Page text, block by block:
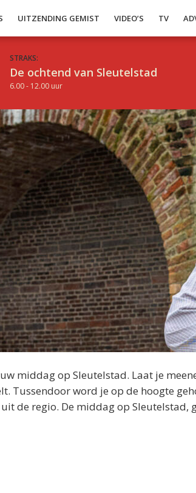
UITZENDING GEMIST VIDEO’S TV
STRAKS:
De ochtend van Sleutelstad
6.00 - 12.00 uur
middag op Sleutelstad. Laat je
Tussendoor word je op de hoogte
de regio. De middag op Sleutelstad,